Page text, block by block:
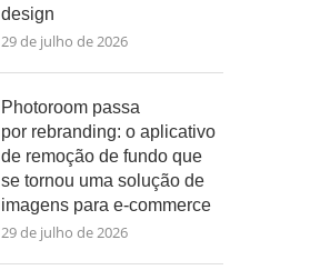
design
29 de julho de 2026
Photoroom passa
por rebranding: o aplicativo
de remoção de fundo que
se tornou uma solução de
imagens para e-commerce
29 de julho de 2026